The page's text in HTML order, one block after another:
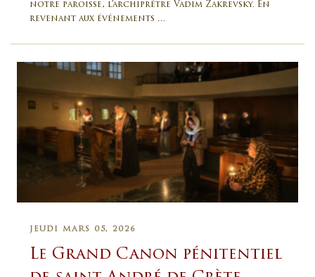
notre paroisse, l’archiprêtre Vadim Zakrevsky. En
revenant aux événements …
JEUDI MARS 05, 2026
Le Grand Canon pénitentiel